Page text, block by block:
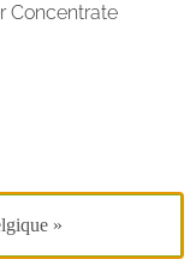
Concentrate
»